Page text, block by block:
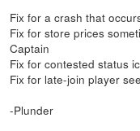
Fix for a crash that
Fix for store prices
Captain
Fix for contested status
Fix for late-join player
-Plunder